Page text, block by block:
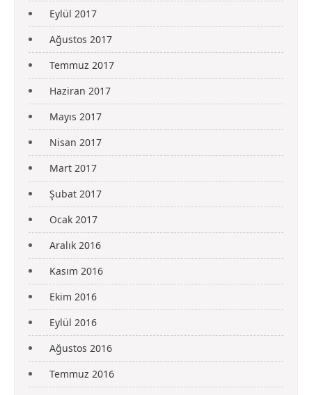
Eylül 2017
Ağustos 2017
Temmuz 2017
Haziran 2017
Mayıs 2017
Nisan 2017
Mart 2017
Şubat 2017
Ocak 2017
Aralık 2016
Kasım 2016
Ekim 2016
Eylül 2016
Ağustos 2016
Temmuz 2016